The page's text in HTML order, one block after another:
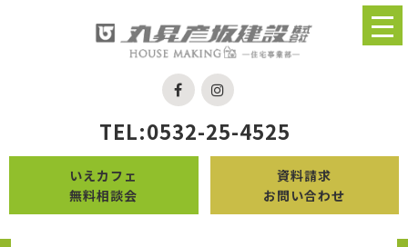
TEL:0532-25-4525
いえカフェ
無料相談会
資料請求
お問い合わせ